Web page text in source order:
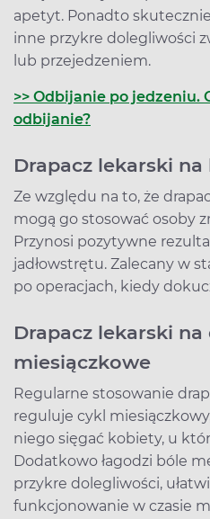
apetyt. Ponadto
inne przykre dolegliwości
lub przejedzeniem.
>> Odbijanie po jedzeniu.
odbijanie?
Drapacz lekarski
Ze względu na to, że
mogą go stosować osoby
Przynosi pozytywne
jadłowstrętu. Zalecany w
po operacjach, kiedy
Drapacz lekarski
miesiączkowe
Regularne stosowanie
reguluje cykl
niego sięgać kobiety, u
Dodatkowo łagodzi bóle
przykre dolegliwości,
funkcjonowanie w czasie